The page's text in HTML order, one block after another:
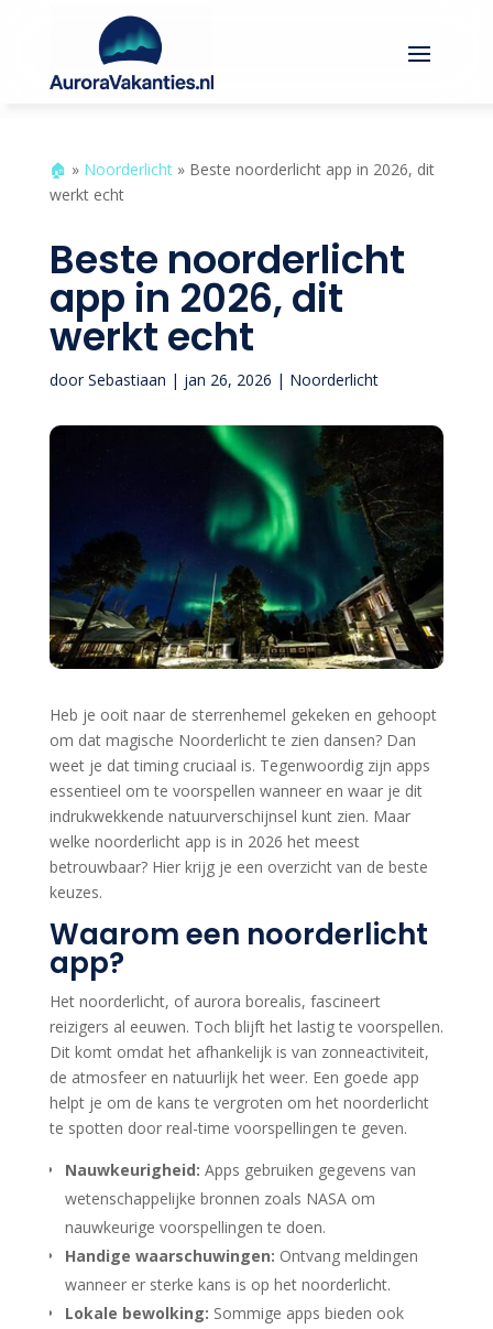
🏠︎ » Noorderlicht» Beste noorderlicht app in 2026, dit
werkt echt
Beste noorderlicht
app in 2026, dit
werkt echt
doorSebastiaan | jan 26, 2026 | Noorderlicht
Heb je ooit naar de sterrenhemel gekeken en gehoopt
om dat magische Noorderlicht te zien dansen? Dan
weet je dat timing cruciaal is. Tegenwoordig zijn apps
essentieel om te voorspellen wanneer en waar je dit
indrukwekkende natuurverschijnsel kunt zien. Maar
welke noorderlicht app is in 2026 het meest
betrouwbaar? Hier krijg je een overzicht van de beste
keuzes.
Waarom een noorderlicht
app?
Het noorderlicht, of aurora borealis, fascineert
reizigers al eeuwen. Toch blijft het lastig te voorspellen.
Dit komt omdat het afhankelijk is van zonneactiviteit,
de atmosfeer en natuurlijk het weer. Een goede app
helpt je om de kans te vergroten om het noorderlicht
te spotten door real-time voorspellingen te geven.
Nauwkeurigheid: Apps gebruiken gegevens van
wetenschappelijke bronnen zoals NASA om
nauwkeurige voorspellingen te doen.
Handige waarschuwingen: Ontvang meldingen
wanneer er sterke kans is op het noorderlicht.
Lokale bewolking: Sommige apps bieden ook